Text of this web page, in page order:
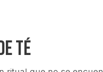
té